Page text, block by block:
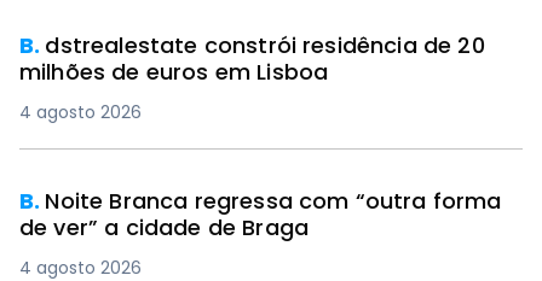
B. dstrealestate constrói residência de 20
milhões de euros em Lisboa
4 agosto 2026
B. Noite Branca regressa com “outra forma
de ver” a cidade de Braga
4 agosto 2026